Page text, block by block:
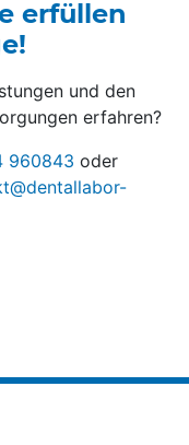
erfüllen
und den
erfahren?
960843 oder